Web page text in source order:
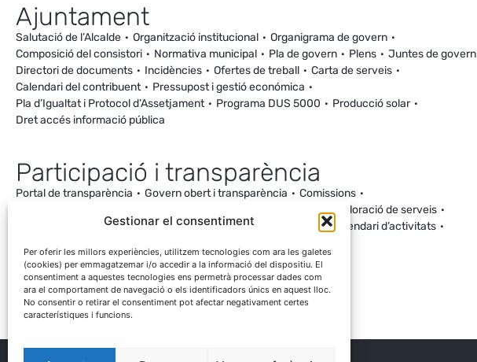
Gestionar el consentiment
Per oferir les millors experiències, utilitzem tecnologies com ara les galetes
(cookies) per emmagatzemar i/o accedir a la informació del dispositiu. El
consentiment a aquestes tecnologies ens permetrà processar dades com
ara el comportament de navegació o els identificadors únics en aquest lloc.
No consentir o retirar el consentiment pot afectar negativament certes
característiques i funcions.
Ajuntament
Salutació de l’Alcalde Organització institucional
Organigrama de govern
Composició del consistori
Normativa municipal Pla de govern Plens
Juntes de govern
Directori de documents
Incidències Ofertes de treball
Carta de serveis
Calendari del contribuent
Pressupost i gestió económica
Pla d’Igualtat i Protocol d’Assetjament
Programa DUS 5000
Producció solar
Dret accés informació pública
Participació i transparència
Portal de transparència Govern obert i transparència
Comissions
Processos participatius
Valoració de serveis
Canal de denúncies Comunitat local d’energia
Calendari d’activitats